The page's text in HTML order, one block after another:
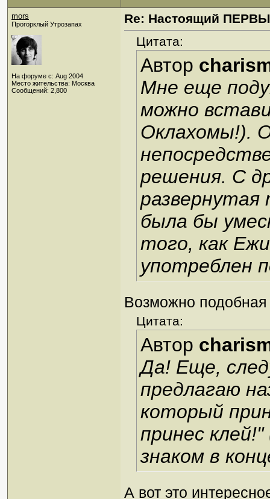
mors
Прогорклый Утрозапах
На форуме с: Aug 2004
Место жительства: Москва
Сообщений: 2,800
Re: Настоящий
Цитата:
Автор
Мне еще
можно
Оклахомы!).
решения. С
развернутая
была бы
того, как
употреблен
Возможно
Цитата:
Автор
Да! Еще,
предлагаю
который
принес
знаком в
А вот это